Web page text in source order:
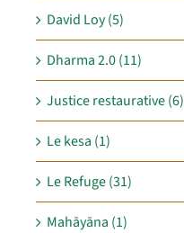
David Loy (5)
Dharma 2.0 (11)
Justice restaurative (6)
Le kesa (1)
Le Refuge (31)
Mahāyāna (1)